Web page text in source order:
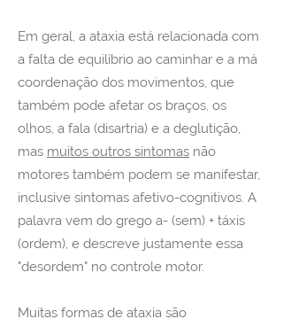
Em geral, a ataxia está relacionada com
a falta de equilíbrio ao caminhar e a má
coordenação dos movimentos, que
também pode afetar os braços, os
olhos, a fala (disartria) e a deglutição,
mas muitos outros sintomas não
motores também podem se manifestar,
inclusive sintomas afetivo-cognitivos. A
palavra vem do grego a- (sem) + táxis
(ordem), e descreve justamente essa
"desordem" no controle motor.
Muitas formas de ataxia são